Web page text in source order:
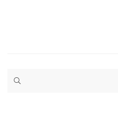
وليس فقط ما اعتدنا عليه